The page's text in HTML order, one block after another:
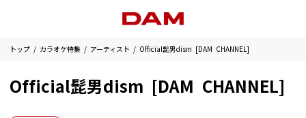
トップ カラオケ特集 アーティスト Official髭男dism [DAM CHANNEL]
Official髭男dism [DAM CHANNEL]